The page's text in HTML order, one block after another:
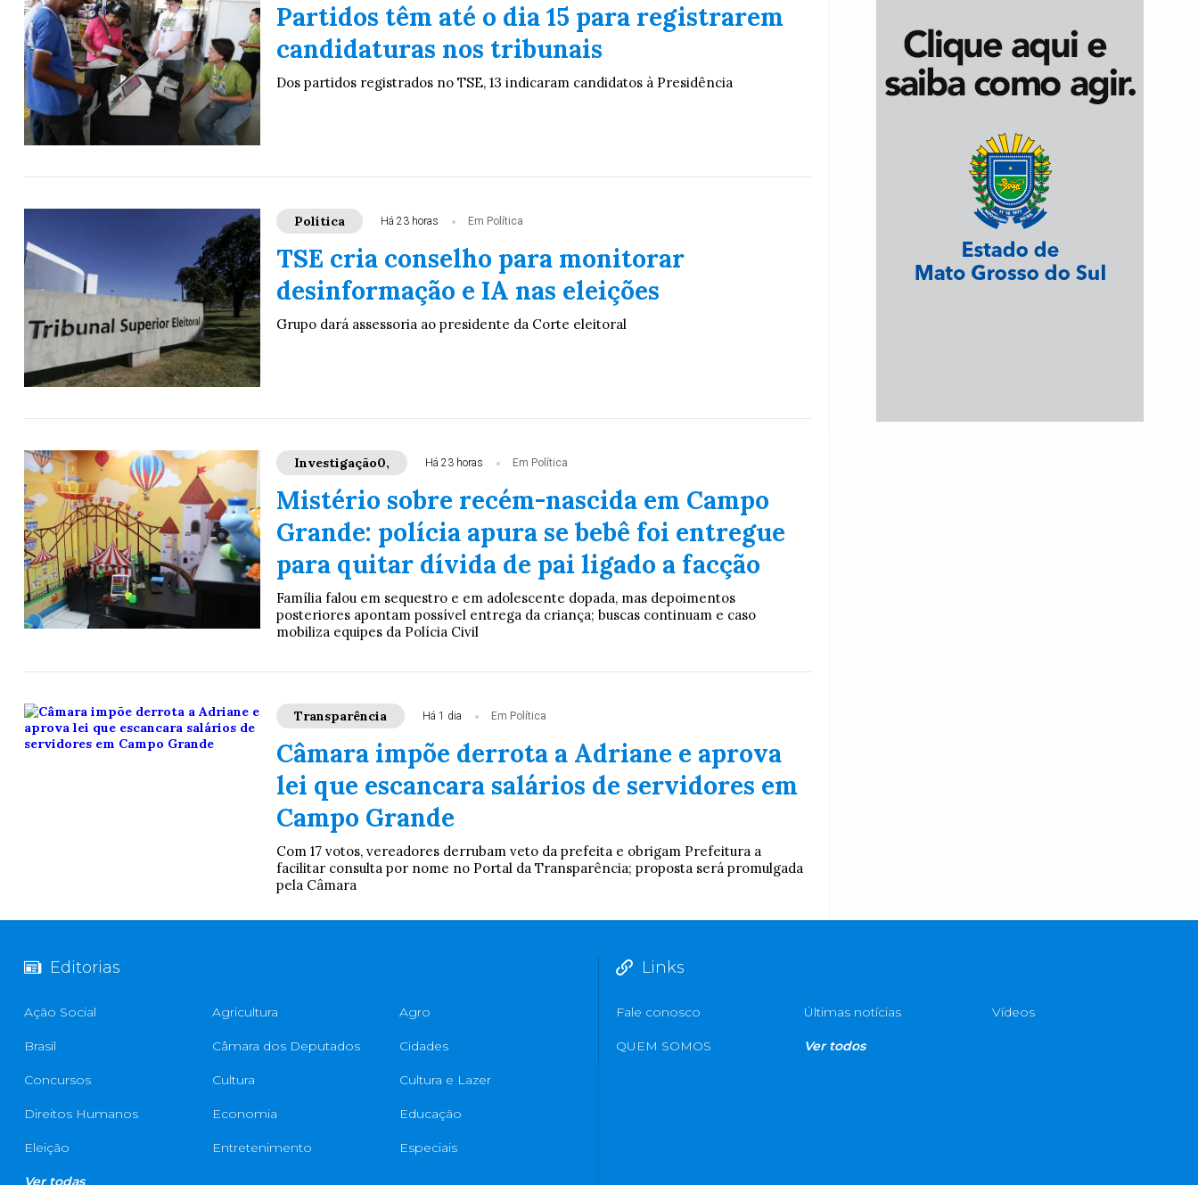
Partidos têm até o dia 15 para registrarem
candidaturas nos tribunais
Dos partidos registrados no TSE, 13 indicaram candidatos à Presidência
Política Há 23 horas Em Política
TSE cria conselho para monitorar
desinformação e IA nas eleições
Grupo dará assessoria ao presidente da Corte eleitoral
Investigação0, Há 23 horas Em Política
Mistério sobre recém-nascida em Campo
Grande: polícia apura se bebê foi entregue
para quitar dívida de pai ligado a facção
Família falou em sequestro e em adolescente dopada, mas depoimentos
posteriores apontam possível entrega da criança; buscas continuam e caso
mobiliza equipes da Polícia Civil
Transparência Há 1 dia Em Política
Câmara impõe derrota a Adriane e aprova
lei que escancara salários de servidores em
Campo Grande
Com 17 votos, vereadores derrubam veto da prefeita e obrigam Prefeitura a
facilitar consulta por nome no Portal da Transparência; proposta será promulgada
pela Câmara
Editorias
Ação Social Agricultura Agro
Brasil Câmara dos Deputados Cidades
Concursos Cultura Cultura e Lazer
Direitos Humanos Economia Educação
Eleição Entretenimento Especiais
Ver todas
Links
Fale conosco Últimas notícias Vídeos
QUEM SOMOS Ver todos